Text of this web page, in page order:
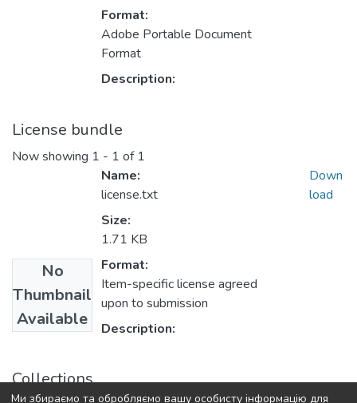
Format:
Adobe Portable Document
Format
Description:
License bundle
Now showing 1 - 1 of 1
No
Thumbnail
Available
Name:
license.txt
Size:
1.71 KB
Format:
Item-specific license agreed
upon to submission
Description:
Down
load
Collections
Ми збираємо та обробляємо вашу особисту інформацію для